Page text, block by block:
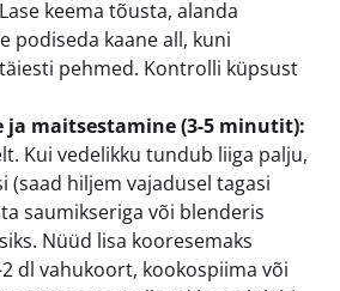
keema tõusta, alanda
podiseda kaane all, kuni
pehmed. Kontrolli küpsust
ja maitsestamine (3-5 minutit):
Kui vedelikku tundub liiga palju,
(saad hiljem vajadusel tagasi
saumikseriga või blenderis
Nüüd lisa kooresemaks
dl vahukoort, kookospiima või